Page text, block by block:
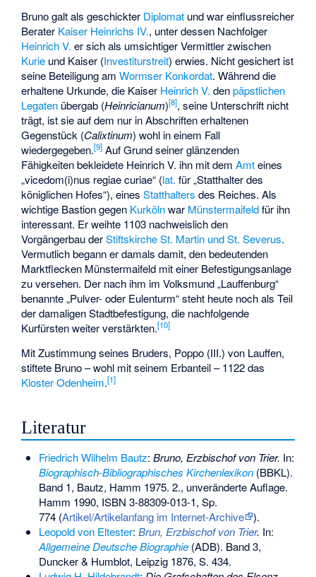
Bruno galt als geschickter Diplomat und war einflussreicher
Berater Kaiser Heinrichs IV., unter dessen Nachfolger
Heinrich V. er sich als umsichtiger Vermittler zwischen
Kurie und Kaiser (Investiturstreit) erwies. Nicht gesichert ist
seine Beteiligung amWormser Konkordat. Während die
erhaltene Urkunde, die Kaiser Heinrich V. denpäpstlichen
Legaten übergab (Heinricianum)[8], seine Unterschrift nicht
trägt, ist sie auf dem nur in Abschriften erhaltenen
Gegenstück (Calixtinum) wohl in einem Fall
wiedergegeben.[9] Auf Grund seiner glänzenden
Fähigkeiten bekleidete Heinrich V. ihn mit demAmteines
„vicedom(i)nus regiae curiae“ (lat. für „Statthalter des
königlichen Hofes“), einesStatthalters des Reiches. Als
wichtige Bastion gegen Kurkölnwar Münstermaifeldfür ihn
interessant. Er weihte 1103 nachweislich den
Vorgängerbau derStiftskirche St. Martin und St. Severus.
Vermutlich begann er damals damit, den bedeutenden
Marktflecken Münstermaifeld mit einer Befestigungsanlage
zu versehen. Der nach ihm im Volksmund „Lauffenburg“
benannte „Pulver- oder Eulenturm“ steht heute noch als Teil
der damaligen Stadtbefestigung, die nachfolgende
Kurfürsten weiter verstärkten.[10]
Mit Zustimmung seines Bruders, Poppo (III.) von Lauffen,
stiftete Bruno – wohl mit seinem Erbanteil – 1122 das
Kloster Odenheim.[1]
Literatur
Friedrich Wilhelm Bautz: Bruno, Erzbischof von Trier. In:
Biographisch-Bibliographisches Kirchenlexikon(BBKL).
Band 1, Bautz, Hamm 1975. 2., unveränderte Auflage.
Hamm 1990, ISBN 3-88309-013-1, Sp.
774(Artikel/Artikelanfang im Internet-Archive ).
Leopold von Eltester: Brun, Erzbischof von Trier. In:
Allgemeine Deutsche Biographie(ADB). Band 3,
Duncker & Humblot, Leipzig 1876, S. 434.